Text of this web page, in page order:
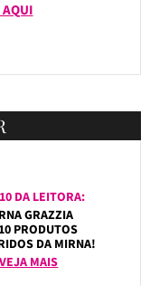
AQUI
DA LEITORA:
GRAZZIA
PRODUTOS
DA MIRNA!
VEJA MAIS